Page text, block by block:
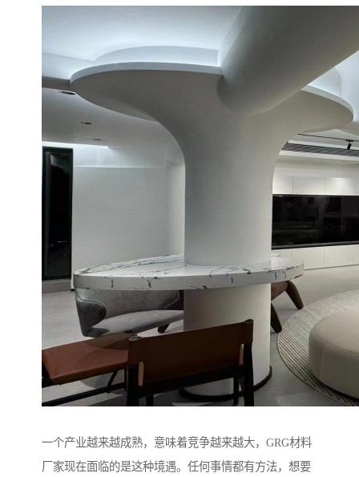
一个产业越来越成熟，意味着竞争越来越大，GRG材料
厂家现在面临的是这种境遇。任何事情都有方法，想要